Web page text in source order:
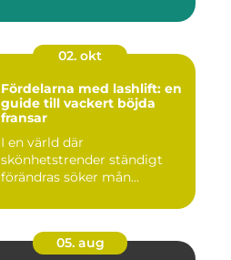
02. okt
Fördelarna med lashlift: en
guide till vackert böjda
fransar
I en värld där
skönhetstrender ständigt
förändras söker mån...
05. aug